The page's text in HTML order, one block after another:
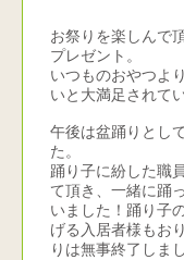
お祭りを楽しんで
プレゼント。
いつものおやつよ
いと大満足されて
午後は盆踊りとし
た。
踊り子に紛した職
て頂き、一緒に踊
いました！踊り子
げる入居者様もお
りは無事終了しま